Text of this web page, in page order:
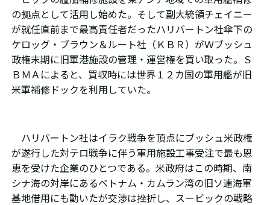
の拠点として活用し始めた。そして副大統領チェイニー
が就任直前まで最高責任者だったハリバートン社傘下の
ケロッグ・ブラウン＆ルート社（ＫＢＲ）がＷブッシュ
政権末期に旧軍港施設の管理・運営権を買い取った。Ｓ
ＢＭＡによると、買収時には世界１２カ国の軍用艦が旧
米軍補修ドックを利用していた。
ハリバートン社はイラク戦争を頂点にブッシュ米政権
が遂行した対テロ戦争に伴う軍用施設工事受注で最も恩
恵を受けた企業のひとつである。米政府はこの時期、南
シナ海の対岸にあるベトナム・カムラン湾の旧ソ連海軍
基地借用にも動いたが交渉は挫折し、スービックの戦略